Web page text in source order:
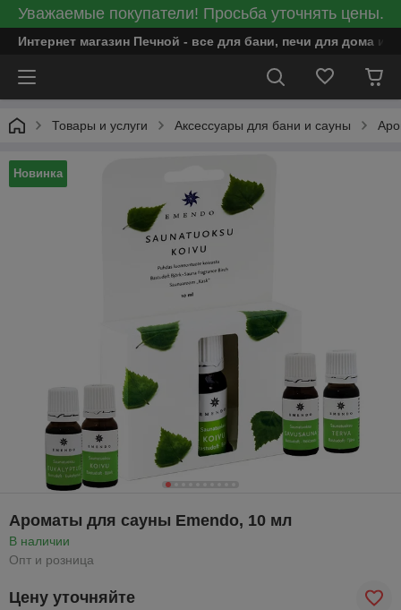
Уважаемые покупатели! Просьба уточнять цены.
Интернет магазин Печной - все для бани, печи для дома и
Товары и услуги Аксессуары для бани и сауны
Новинка
Ароматы для сауны Emendo, 10 мл
В наличии
Опт и розница
Цену уточняйте